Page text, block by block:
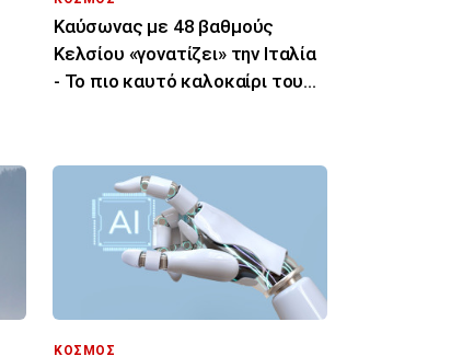
Καύσωνας με 48 βαθμούς
Κελσίου «γονατίζει» την Ιταλία
- Το πιο καυτό καλοκαίρι του
ΚΟΣΜΟΣ